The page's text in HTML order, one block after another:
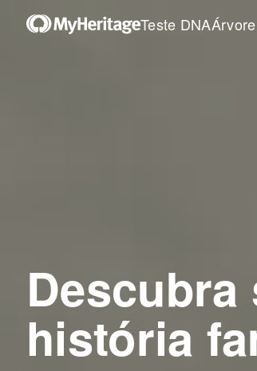
Teste DNAÁrvore
Descubra
história